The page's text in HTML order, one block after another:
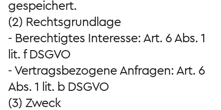
gespeichert.
(2) Rechtsgrundlage
- Berechtigtes Interesse: Art. 6 Abs. 1
lit. f DSGVO
- Vertragsbezogene Anfragen: Art. 6
Abs. 1 lit. b DSGVO
(3) Zweck